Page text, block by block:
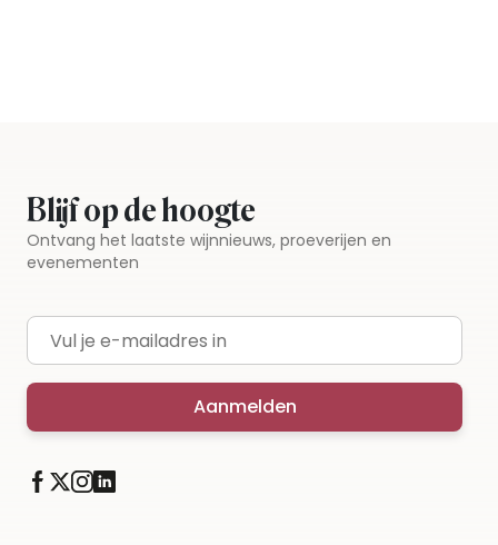
Blijf op de hoogte
Ontvang het laatste wijnnieuws, proeverijen en
evenementen
E-mailadres
Aanmelden